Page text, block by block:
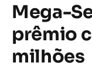
Mega-
prêmio
milhões